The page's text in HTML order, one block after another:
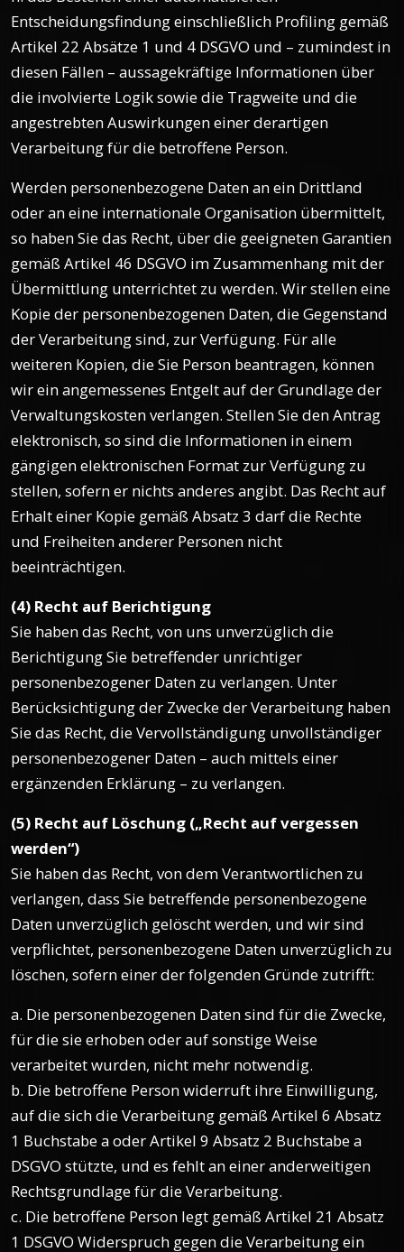
Entscheidungsfindung einschließlich Profiling gemäß
Artikel 22 Absätze 1 und 4 DSGVO und – zumindest in
diesen Fällen – aussagekräftige Informationen über
die involvierte Logik sowie die Tragweite und die
angestrebten Auswirkungen einer derartigen
Verarbeitung für die betroffene Person.
Werden personenbezogene Daten an ein Drittland
oder an eine internationale Organisation übermittelt,
so haben Sie das Recht, über die geeigneten Garantien
gemäß Artikel 46 DSGVO im Zusammenhang mit der
Übermittlung unterrichtet zu werden. Wir stellen eine
Kopie der personenbezogenen Daten, die Gegenstand
der Verarbeitung sind, zur Verfügung. Für alle
weiteren Kopien, die Sie Person beantragen, können
wir ein angemessenes Entgelt auf der Grundlage der
Verwaltungskosten verlangen. Stellen Sie den Antrag
elektronisch, so sind die Informationen in einem
gängigen elektronischen Format zur Verfügung zu
stellen, sofern er nichts anderes angibt. Das Recht auf
Erhalt einer Kopie gemäß Absatz 3 darf die Rechte
und Freiheiten anderer Personen nicht
beeinträchtigen.
(4) Recht auf Berichtigung
Sie haben das Recht, von uns unverzüglich die
Berichtigung Sie betreffender unrichtiger
personenbezogener Daten zu verlangen. Unter
Berücksichtigung der Zwecke der Verarbeitung haben
Sie das Recht, die Vervollständigung unvollständiger
personenbezogener Daten – auch mittels einer
ergänzenden Erklärung – zu verlangen.
(5) Recht auf Löschung („Recht auf vergessen
werden“)
Sie haben das Recht, von dem Verantwortlichen zu
verlangen, dass Sie betreffende personenbezogene
Daten unverzüglich gelöscht werden, und wir sind
verpflichtet, personenbezogene Daten unverzüglich zu
löschen, sofern einer der folgenden Gründe zutrifft:
a. Die personenbezogenen Daten sind für die Zwecke,
für die sie erhoben oder auf sonstige Weise
verarbeitet wurden, nicht mehr notwendig.
b. Die betroffene Person widerruft ihre Einwilligung,
auf die sich die Verarbeitung gemäß Artikel 6 Absatz
1 Buchstabe a oder Artikel 9 Absatz 2 Buchstabe a
DSGVO stützte, und es fehlt an einer anderweitigen
Rechtsgrundlage für die Verarbeitung.
c. Die betroffene Person legt gemäß Artikel 21 Absatz
1 DSGVO Widerspruch gegen die Verarbeitung ein